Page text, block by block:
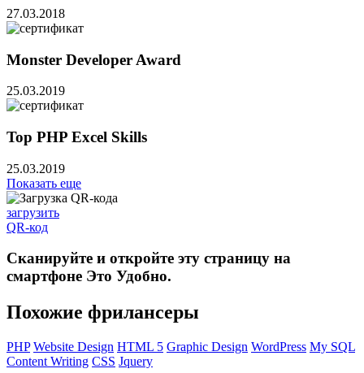
27.03.2018
Monster Developer Award
25.03.2019
Top PHP Excel Skills
25.03.2019
Показать еще
загрузить
QR-код
Сканируйте и откройте эту страницу на
смартфоне Это Удобно.
Похожие фрилансеры
PHP Website Design HTML 5 Graphic Design WordPress My SQL
Content Writing CSS Jquery